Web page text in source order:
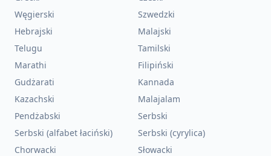
Węgierski
Szwedzki
Hebrajski
Malajski
Telugu
Tamilski
Marathi
Filipiński
Gudżarati
Kannada
Kazachski
Malajalam
Pendżabski
Serbski
Serbski (alfabet łaciński)
Serbski (cyrylica)
Chorwacki
Słowacki